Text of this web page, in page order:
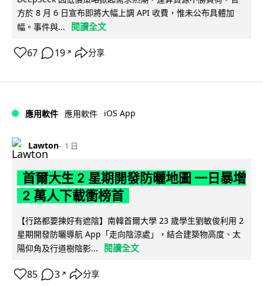
方於 8 月 6 日宣布即將大幅上調 API 收費，惟未公布具體加
幅。事件與...
閱讀全文
67 19 ↗ 分享
應用軟件 應用軟件 iOS App
Lawton 1 日
首爾大生 2 星期開發防曬地圖 一日暴增
2 萬人下載衝榜首
【行路都要揀好有遮陰】南韓首爾大學 23 歲學生劉敏俊利用 2
星期開發防曬導航 App「走向陰涼處」，結合建築物高度、太
陽仰角及行道樹陰影...
閱讀全文
85 3 ↗ 分享